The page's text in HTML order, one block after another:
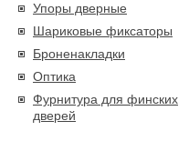
Упоры дверные
Шариковые фиксаторы
Броненакладки
Оптика
Фурнитура для финских
дверей